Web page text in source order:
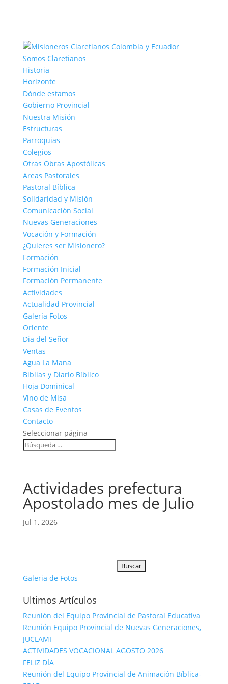
Somos Claretianos
Historia
Horizonte
Dónde estamos
Gobierno Provincial
Nuestra Misión
Estructuras
Parroquias
Colegios
Otras Obras Apostólicas
Areas Pastorales
Pastoral Bíblica
Solidaridad y Misión
Comunicación Social
Nuevas Generaciones
Vocación y Formación
¿Quieres ser Misionero?
Formación
Formación Inicial
Formación Permanente
Actividades
Actualidad Provincial
Galería Fotos
Oriente
Dia del Señor
Ventas
Agua La Mana
Biblias y Diario Bíblico
Hoja Dominical
Vino de Misa
Casas de Eventos
Contacto
Seleccionar página
Actividades prefectura
Apostolado mes de Julio
Jul 1, 2026
Galeria de Fotos
Ultimos Artículos
Reunión del Equipo Provincial de Pastoral Educativa
Reunión Equipo Provincial de Nuevas Generaciones,
JUCLAMI
ACTIVIDADES VOCACIONAL AGOSTO 2026
FELIZ DÍA
Reunión del Equipo Provincial de Animación Bíblica-